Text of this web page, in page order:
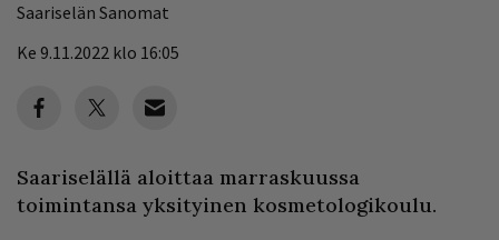
Saariselän Sanomat
Ke 9.11.2022 klo 16:05
Saariselällä aloittaa marraskuussa
toimintansa yksityinen kosmetologikoulu.